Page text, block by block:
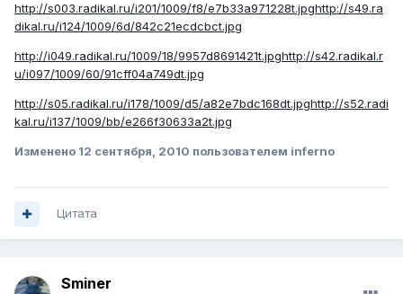
http://s003.radikal.ru/i201/1009/f8/e7b33a971228t.jpghttp://s49.ra
dikal.ru/i124/1009/6d/842c21ecdcbct.jpg
http://i049.radikal.ru/1009/18/9957d8691421t.jpghttp://s42.radikal.r
u/i097/1009/60/91cff04a749dt.jpg
http://s05.radikal.ru/i178/1009/d5/a82e7bdc168dt.jpghttp://s52.radi
kal.ru/i137/1009/bb/e266f30633a2t.jpg
Изменено 12 сентября, 2010 пользователем inferno
Цитата
Sminer